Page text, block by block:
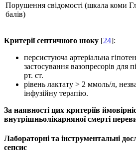
Порушення свідомості (шкала коми
балів)
Критерії септичного шоку [24]:
персистуюча артеріальна
застосування вазопресорів
рт. ст.
рівень лактату > 2 ммоль/л,
інфузійну терапію.
За наявності цих критеріїв
внутрішньолікарняної смерті
Лабораторні та інструментальні
сепсис